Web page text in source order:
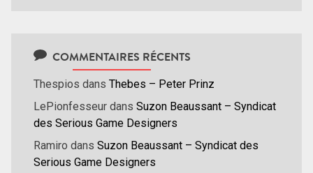
COMMENTAIRES RÉCENTS
Thespios dans Thebes – Peter Prinz
LePionfesseur dans Suzon Beaussant – Syndicat
des Serious Game Designers
Ramiro dans Suzon Beaussant – Syndicat des
Serious Game Designers